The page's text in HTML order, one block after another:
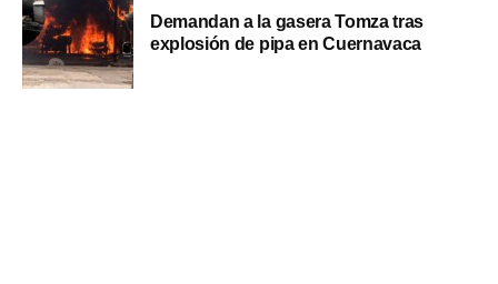
Demandan a la gasera Tomza tras
explosión de pipa en Cuernavaca